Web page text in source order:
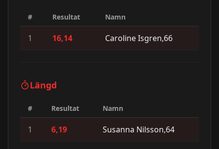
# Resultat Namn
1 16,14 Caroline Isgren,66
Längd
# Resultat Namn
1 6,19 Susanna Nilsson,64